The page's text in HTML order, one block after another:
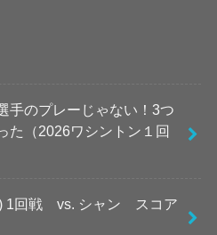
手のプレーじゃない！3つ
た（2026ワシントン１回
1回戦 vs. シャン スコア